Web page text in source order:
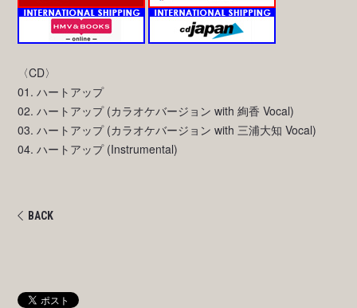
〈CD〉
01. ハートアップ
02. ハートアップ (カラオケバージョン with 絢香 Vocal)
03. ハートアップ (カラオケバージョン with 三浦大知 Vocal)
04. ハートアップ (Instrumental)
BACK